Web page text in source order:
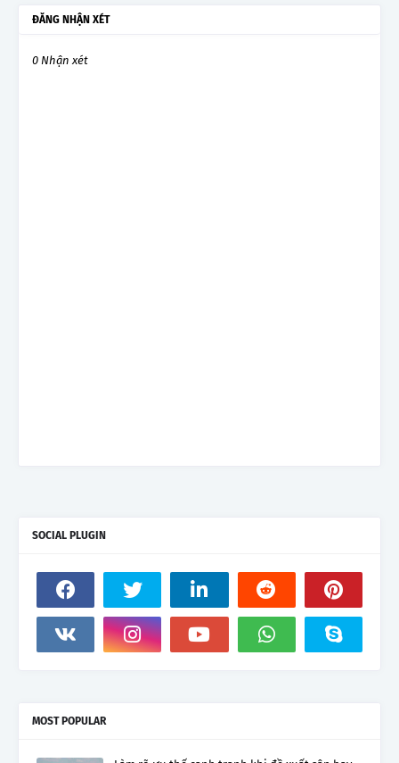
ĐĂNG NHẬN XÉT
0 Nhận xét
SOCIAL PLUGIN
MOST POPULAR